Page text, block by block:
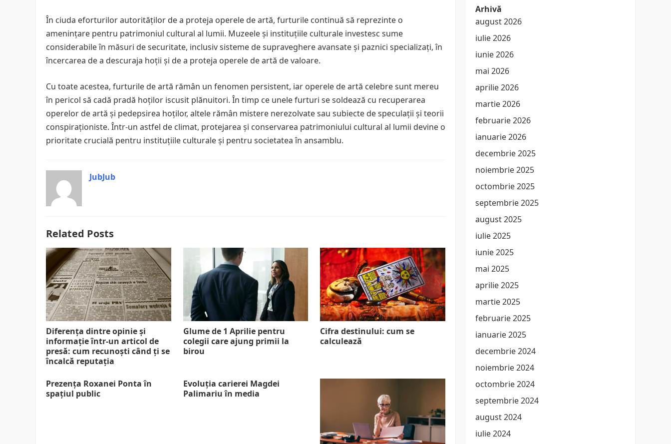
În ciuda eforturilor autorităților de a proteja operele de artă, furturile continuă să reprezinte o
amenințare pentru patrimoniul cultural al lumii. Muzeele și instituțiile culturale investesc sume
considerabile în măsuri de securitate, inclusiv sisteme de supraveghere avansate și paznici specializați, în
încercarea de a descuraja hoții și de a proteja operele de artă de valoare.
Cu toate acestea, furturile de artă rămân un fenomen persistent, iar operele de artă celebre sunt mereu
în pericol să cadă pradă hoților iscusit plănuitori. În timp ce unele furturi se soldează cu recuperarea
operelor de artă și pedepsirea hoților, altele rămân mistere nerezolvate sau subiecte de speculații și teorii
conspiraționiste. Într-un astfel de climat, protejarea și conservarea patrimoniului cultural al lumii devine o
prioritate crucială pentru instituțiile culturale și pentru societatea în ansamblu.
JubJub
Related Posts
Diferența dintre opinie și
informație într-un articol de
presă: cum recunoști când ți se
încalcă reputația
Glume de 1 Aprilie pentru
colegii care ajung primii la
birou
Cifra destinului: cum se
calculează
Prezența Roxanei Ponta în
spațiul public
Evoluția carierei Magdei
Palimariu în media
Arhivă
august 2026
iulie 2026
iunie 2026
mai 2026
aprilie 2026
martie 2026
februarie 2026
ianuarie 2026
decembrie 2025
noiembrie 2025
octombrie 2025
septembrie 2025
august 2025
iulie 2025
iunie 2025
mai 2025
aprilie 2025
martie 2025
februarie 2025
ianuarie 2025
decembrie 2024
noiembrie 2024
octombrie 2024
septembrie 2024
august 2024
iulie 2024